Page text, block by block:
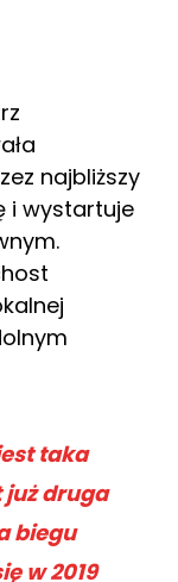
najbliższy
i wystartuje
taka
już druga
biegu
w 2019